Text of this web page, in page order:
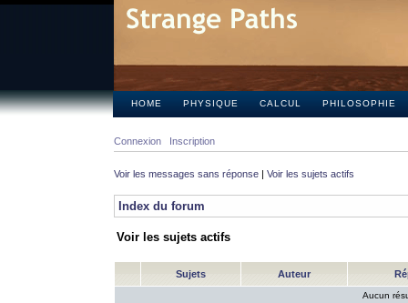
HOME PHYSIQUE CALCUL PHILOSOPHIE
Connexion Inscription
Voir les messages sans réponse | Voir les sujets actifs
Index du forum
Voir les sujets actifs
Sujets Auteur
Aucun